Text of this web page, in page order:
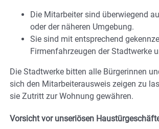
Die Mitarbeiter sind überwiegend
oder der näheren Umgebung.
Sie sind mit entsprechend
Firmenfahrzeugen der Stadtwerke
Die Stadtwerke bitten alle Bürgerinnen
sich den Mitarbeiterausweis zeigen zu
sie Zutritt zur Wohnung gewähren.
Vorsicht vor unseriösen